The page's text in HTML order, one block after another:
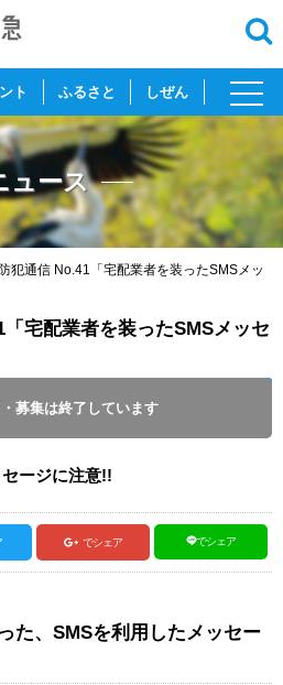
ト ふるさと しぜん
toggle
ュース
犯通信 No.41「宅配業者を装ったSMSメッ
宅配業者を装ったSMSメッセ
募集は終了しています
ージに注意!!
でシェア でシェア
た、SMSを利用したメッセー